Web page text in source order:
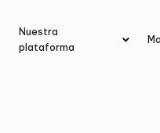
Nuestra
plataforma